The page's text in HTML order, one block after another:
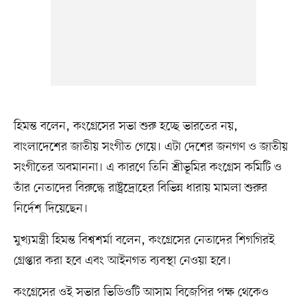
হিমন্ত বলেন, কংগ্রেসের সভা শুরু হচ্ছে ভারতের নয়,
বাংলাদেশের জাতীয় সংগীত গেয়ে। এটা দেশের জনগণ ও জাতীয়
সংগীতের অবমাননা। এ কারণে তিনি শ্রীভূমির কংগ্রেস কমিটি ও
তাঁর নেতাদের বিরুদ্ধে রাষ্ট্রদ্রোহের বিভিন্ন ধারায় মামলা শুরুর
নির্দেশ দিয়েছেন।
মুখ্যমন্ত্রী হিমন্ত বিশ্বশর্মা বলেন, কংগ্রেসের নেতাদের শিগগিরই
গ্রেপ্তার করা হবে এবং আইনগত ব্যবস্থা নেওয়া হবে।
কংগ্রেসের ওই সভার ভিডিওটি আসাম বিজেপির পক্ষ থেকেও